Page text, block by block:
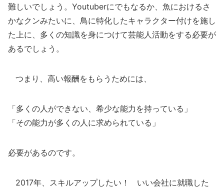
難しいでしょう。Youtuberにでもなるか、魚におけるさ
かなクンみたいに、鳥に特化したキャラクター付けを施し
た上に、多くの知識を身につけて芸能人活動をする必要が
あるでしょう。
つまり、高い報酬をもらうためには、
「多くの人ができない、希少な能力を持っている」
「その能力が多くの人に求められている」
必要があるのです。
2017年、スキルアップしたい！ いい会社に就職した